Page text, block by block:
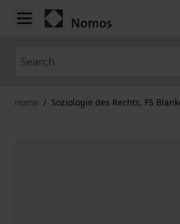
Skip to Content
Home / Soziologie des Rechts, FS